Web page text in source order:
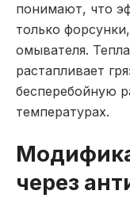
понимают, что
только
омывателя.
растапливает
бесперебойную
температурах.
через